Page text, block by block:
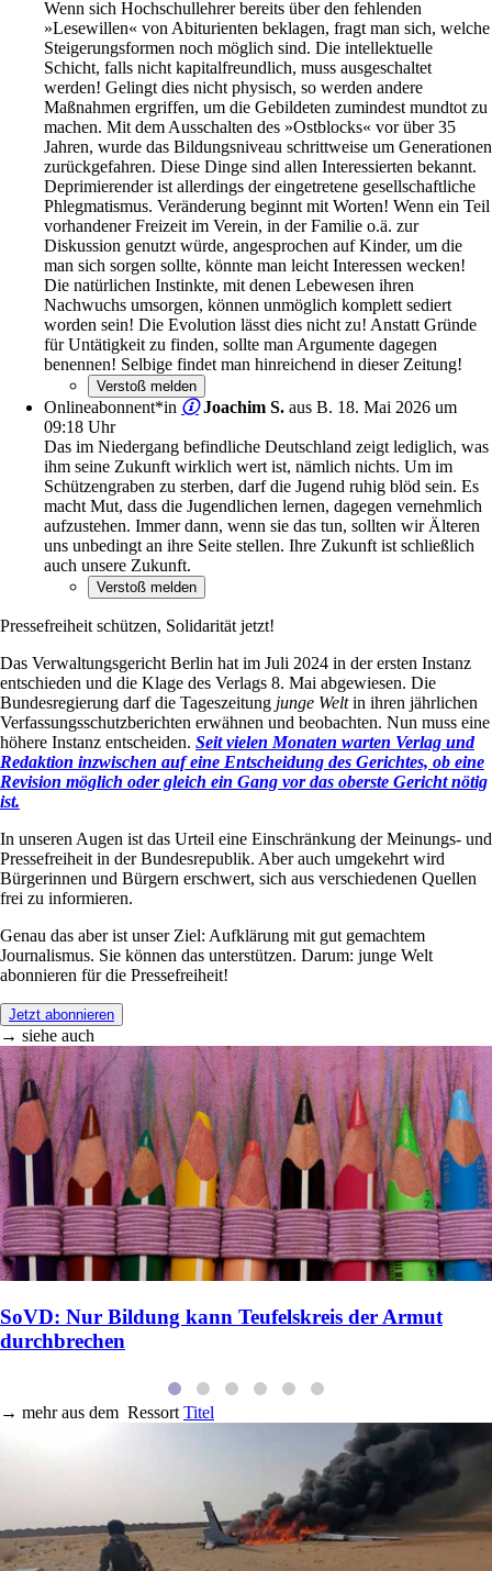
Wenn sich Hochschullehrer bereits über den fehlenden
»Lesewillen« von Abiturienten beklagen, fragt man sich, welche
Steigerungsformen noch möglich sind. Die intellektuelle
Schicht, falls nicht kapitalfreundlich, muss ausgeschaltet
werden! Gelingt dies nicht physisch, so werden andere
Maßnahmen ergriffen, um die Gebildeten zumindest mundtot zu
machen. Mit dem Ausschalten des »Ostblocks« vor über 35
Jahren, wurde das Bildungsniveau schrittweise um Generationen
zurückgefahren. Diese Dinge sind allen Interessierten bekannt.
Deprimierender ist allerdings der eingetretene gesellschaftliche
Phlegmatismus. Veränderung beginnt mit Worten! Wenn ein Teil
vorhandener Freizeit im Verein, in der Familie o.ä. zur
Diskussion genutzt würde, angesprochen auf Kinder, um die
man sich sorgen sollte, könnte man leicht Interessen wecken!
Die natürlichen Instinkte, mit denen Lebewesen ihren
Nachwuchs umsorgen, können unmöglich komplett sediert
worden sein! Die Evolution lässt dies nicht zu! Anstatt Gründe
für Untätigkeit zu finden, sollte man Argumente dagegen
benennen! Selbige findet man hinreichend in dieser Zeitung!
Onlineabonnent*in Joachim S. aus B. 18. Mai 2026 um
09:18 Uhr
Das im Niedergang befindliche Deutschland zeigt lediglich, was
ihm seine Zukunft wirklich wert ist, nämlich nichts. Um im
Schützengraben zu sterben, darf die Jugend ruhig blöd sein. Es
macht Mut, dass die Jugendlichen lernen, dagegen vernehmlich
aufzustehen. Immer dann, wenn sie das tun, sollten wir Älteren
uns unbedingt an ihre Seite stellen. Ihre Zukunft ist schließlich
auch unsere Zukunft.
Pressefreiheit schützen, Solidarität jetzt!
Das Verwaltungsgericht Berlin hat im Juli 2024 in der ersten Instanz
entschieden und die Klage des Verlags 8. Mai abgewiesen. Die
Bundesregierung darf die Tageszeitung junge Weltin ihren jährlichen
Verfassungsschutzberichten erwähnen und beobachten. Nun muss eine
höhere Instanz entscheiden. Seit vielen Monaten warten Verlag und
Redaktion inzwischen auf eine Entscheidung des Gerichtes, ob eine
Revision möglich oder gleich ein Gang vor das oberste Gericht nötig
ist.
In unseren Augen ist das Urteil eine Einschränkung der Meinungs- und
Pressefreiheit in der Bundesrepublik. Aber auch umgekehrt wird
Bürgerinnen und Bürgern erschwert, sich aus verschiedenen Quellen
frei zu informieren.
Genau das aber ist unser Ziel: Aufklärung mit gut gemachtem
Journalismus. Sie können das unterstützen. Darum: junge Welt
abonnieren für die Pressefreiheit!
Jetzt abonnieren
→ siehe auch
SoVD: Nur Bildung kann Teufelskreis der Armut
durchbrechen
→ mehr aus dem Ressort Titel